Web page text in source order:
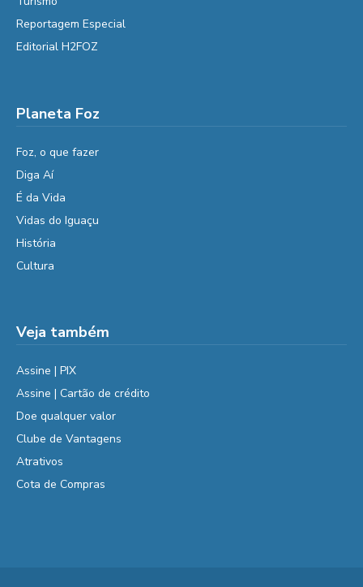
Reportagem Especial
Editorial H2FOZ
Planeta Foz
Foz, o que fazer
Diga Aí
É da Vida
Vidas do Iguaçu
História
Cultura
Veja também
Assine | PIX
Assine | Cartão de crédito
Doe qualquer valor
Clube de Vantagens
Atrativos
Cota de Compras